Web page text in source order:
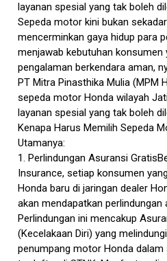
layanan spesial yang tak boleh
Sepeda motor kini bukan
mencerminkan gaya hidup para
menjawab kebutuhan konsumen
pengalaman berkendara aman,
PT Mitra Pinasthika Mulia (MPM
sepeda motor Honda wilayah
layanan spesial yang tak boleh
Kenapa Harus Memilih Sepeda
Utamanya:
1. Perlindungan Asuransi
Insurance, setiap konsumen
Honda baru di jaringan dealer
akan mendapatkan
Perlindungan ini mencakup
(Kecelakaan Diri) yang
penumpang motor Honda dalam